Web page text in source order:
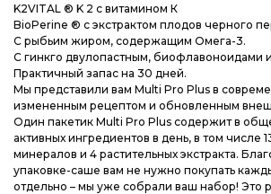
K2VITAL ® K 2 с витамином К
BioPerine ® с экстрактом плодов черного
С рыбьим жиром, содержащим Омега-3.
С гинкго двулопастным, биофлавоноидами
Практичный запас на 30 дней.
Мы представили вам Multi Pro Plus в
измененным рецептом и обновленным
Один пакетик Multi Pro Plus содержит в
активных ингредиентов в день, в том числе
минералов и 4 растительных экстракта.
упаковке-саше вам не нужно покупать
отдельно – мы уже собрали ваш набор! Это